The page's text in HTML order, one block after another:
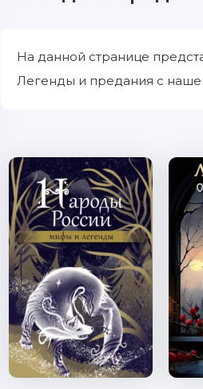
На данной странице
Легенды и предания с